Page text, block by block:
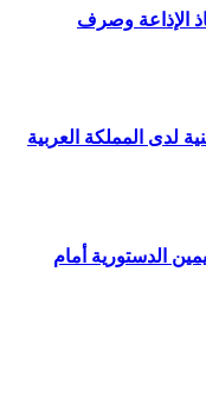
الإذاعة وصرف
لدى المملكة العربية
الدستورية أمام